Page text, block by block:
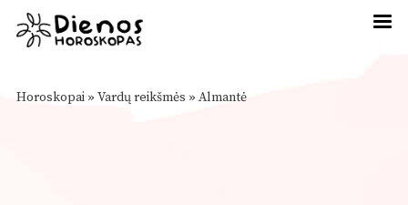
Horoskopai » Vardų reikšmės » Almantė